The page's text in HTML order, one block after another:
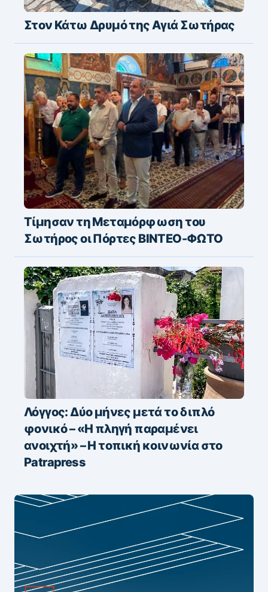
Στον Κάτω Δρυμό της Αγιά Σωτήρας
Τίμησαν τη Μεταμόρφωση του
Σωτήρος οι Πόρτες ΒΙΝΤΕΟ-ΦΩΤΟ
Λόγγος: Δύο μήνες μετά το διπλό